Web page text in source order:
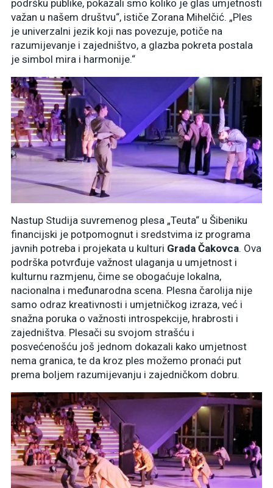
podršku publike, pokazali smo koliko je glas umjetnosti
važan u našem društvu“, ističe Zorana Mihelčić. „Ples
je univerzalni jezik koji nas povezuje, potiče na
razumijevanje i zajedništvo, a glazba pokreta postala
je simbol mira i harmonije.“
Nastup Studija suvremenog plesa „Teuta“ u Šibeniku
financijski je potpomognut i sredstvima iz programa
javnih potreba i projekata u kulturi Grada Čakovca. Ova
podrška potvrđuje važnost ulaganja u umjetnost i
kulturnu razmjenu, čime se obogaćuje lokalna,
nacionalna i međunarodna scena. Plesna čarolija nije
samo odraz kreativnosti i umjetničkog izraza, već i
snažna poruka o važnosti introspekcije, hrabrosti i
zajedništva. Plesači su svojom strašću i
posvećenošću još jednom dokazali kako umjetnost
nema granica, te da kroz ples možemo pronaći put
prema boljem razumijevanju i zajedničkom dobru.